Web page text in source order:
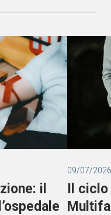
il
09/07/2026
Il ciclo